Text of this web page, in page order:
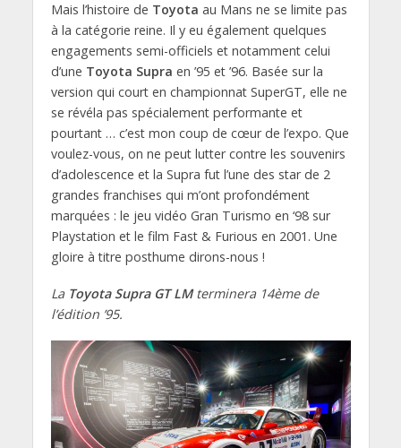
Mais l’histoire de Toyota au Mans ne se limite pas
à la catégorie reine. Il y eu également quelques
engagements semi-officiels et notamment celui
d’une Toyota Supra en ’95 et ’96. Basée sur la
version qui court en championnat SuperGT, elle ne
se révéla pas spécialement performante et
pourtant … c’est mon coup de cœur de l’expo. Que
voulez-vous, on ne peut lutter contre les souvenirs
d’adolescence et la Supra fut l’une des star de 2
grandes franchises qui m’ont profondément
marquées : le jeu vidéo Gran Turismo en ‘98 sur
Playstation et le film Fast & Furious en 2001. Une
gloire à titre posthume dirons-nous !
La Toyota Supra GT LMterminera 14ème de
l’édition ’95.